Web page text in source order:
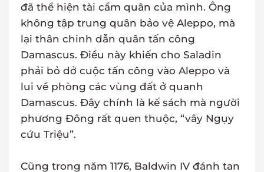
đã thể hiện tài cầm quân của mình. Ông
không tập trung quân bảo vệ Aleppo, mà
lại thân chinh dẫn quân tấn công
Damascus. Điều này khiến cho Saladin
phải bỏ dở cuộc tấn công vào Aleppo và
lui về phòng các vùng đất ở quanh
Damascus. Đây chính là kế sách mà người
phương Đông rất quen thuộc, “vây Ngụy
cứu Triệu”.
Cũng trong năm 1176, Baldwin IV đánh tan